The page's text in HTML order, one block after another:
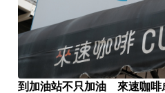
到加油站不只加油 來速咖啡